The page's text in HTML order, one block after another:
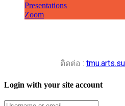
Presentations
Zoom
ติดต่อ :
Login with your site account